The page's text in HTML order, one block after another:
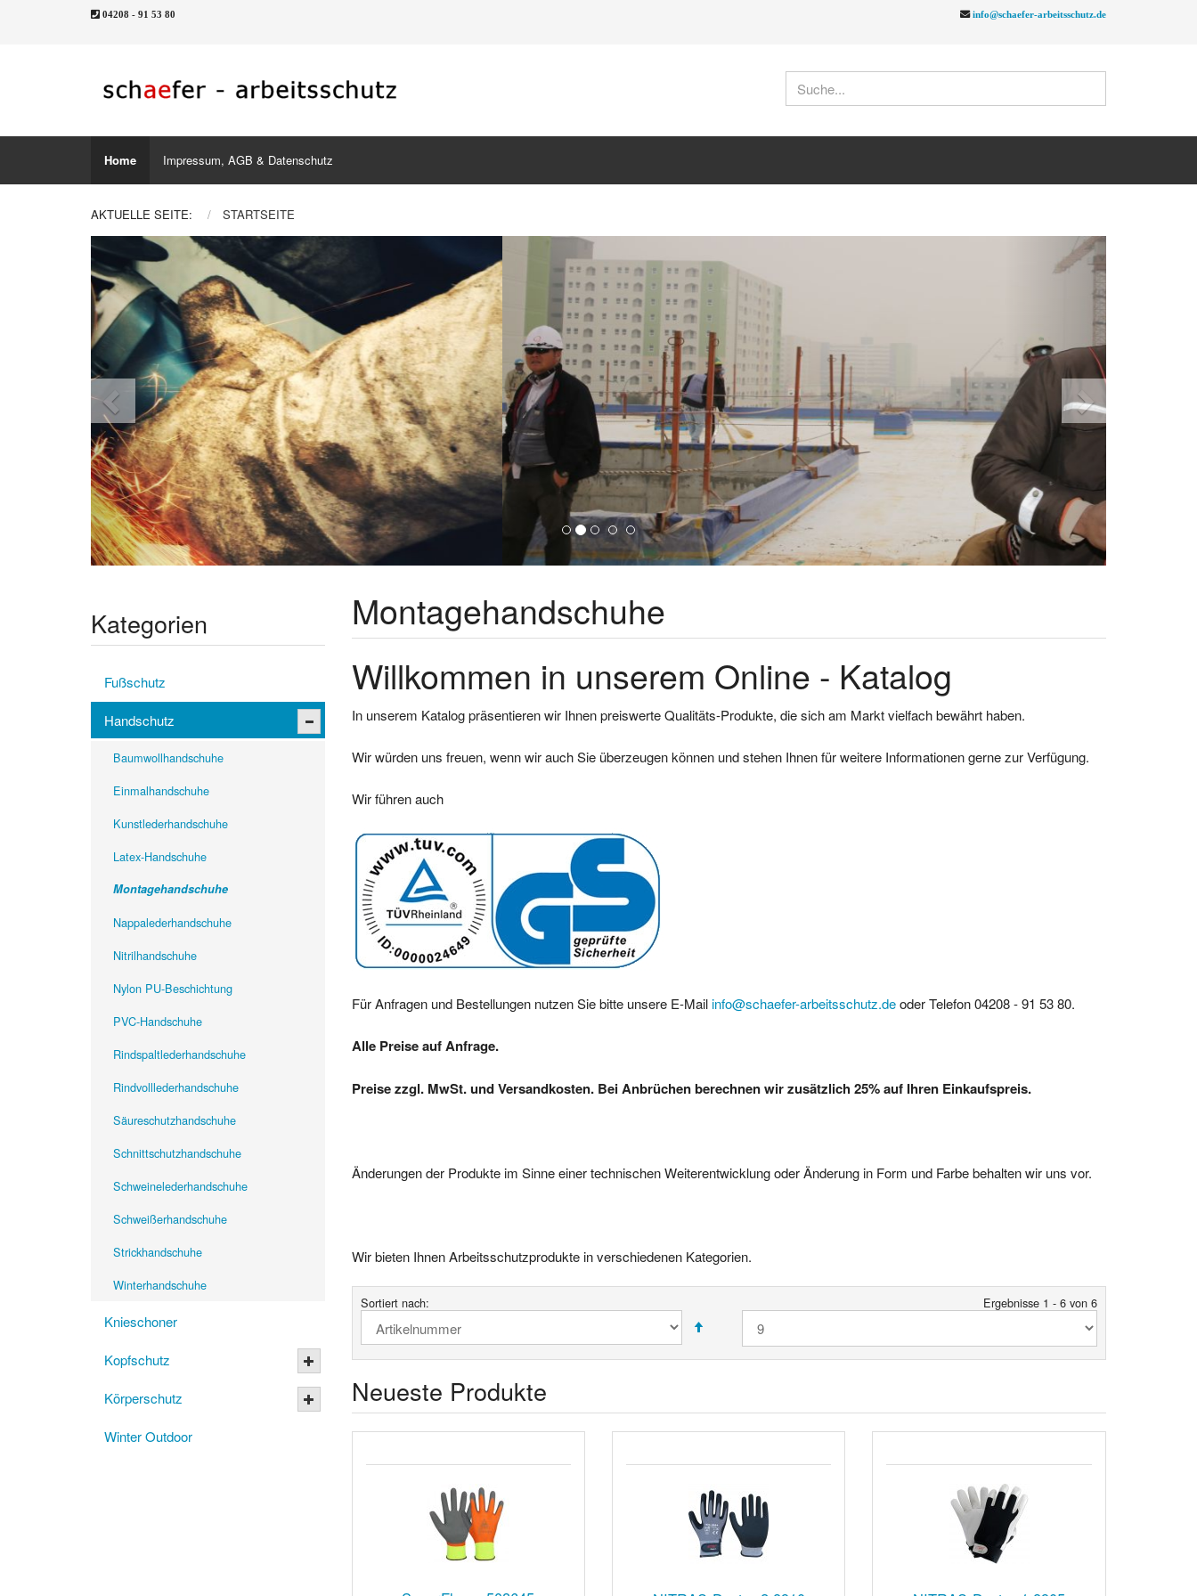
04208 - 91 53 80 info@schaefer-arbeitsschutz.de
Home Impressum, AGB & Datenschutz
AKTUELLE SEITE: STARTSEITE
Previous Next
Montagehandschuhe
Willkommen in unserem Online - Katalog
In unserem Katalog präsentieren wir Ihnen preiswerte Qualitäts-Produkte, die sich am Markt vielfach bewährt haben.
Wir würden uns freuen, wenn wir auch Sie überzeugen können und stehen Ihnen für weitere Informationen gerne zur Verfügung.
Wir führen auch
Für Anfragen und Bestellungen nutzen Sie bitte unsere E-Mailinfo@schaefer-arbeitsschutz.deoder Telefon 04208 - 91 53 80.
Alle Preise auf Anfrage.
Preise zzgl. MwSt. und Versandkosten. Bei Anbrüchen berechnen wir zusätzlich 25% auf Ihren Einkaufspreis.
Änderungen der Produkte im Sinne einer technischen Weiterentwicklung oder Änderung in Form und Farbe behalten wir uns vor.
Wir bieten Ihnen Arbeitsschutzprodukte in verschiedenen Kategorien.
Sortiert nach: Ergebnisse 1 - 6 von 6
Neueste Produkte
Kategorien
Fußschutz
Handschutz
Baumwollhandschuhe
Einmalhandschuhe
Kunstlederhandschuhe
Latex-Handschuhe
Montagehandschuhe
Nappalederhandschuhe
Nitrilhandschuhe
Nylon PU-Beschichtung
PVC-Handschuhe
Rindspaltlederhandschuhe
Rindvolllederhandschuhe
Säureschutzhandschuhe
Schnittschutzhandschuhe
Schweinelederhandschuhe
Schweißerhandschuhe
Strickhandschuhe
Winterhandschuhe
Knieschoner
Kopfschutz
Körperschutz
Winter Outdoor